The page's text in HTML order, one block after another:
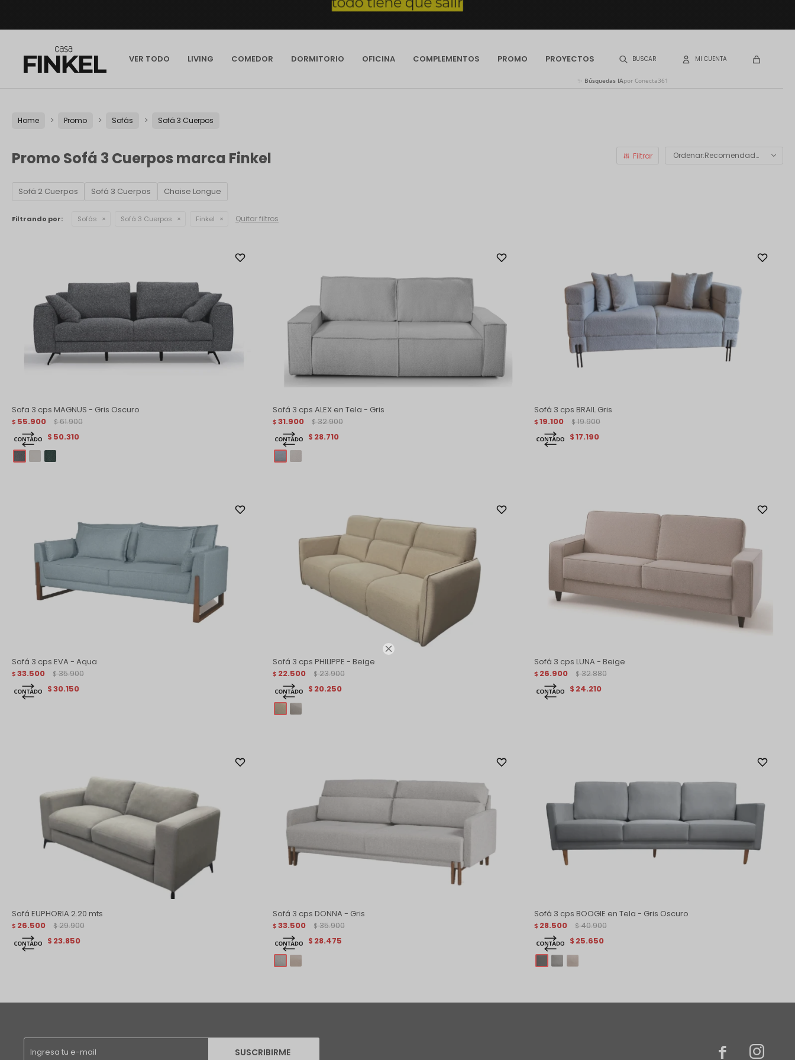

VER TODO LIVING COMEDOR DORMITORIO OFICINA COMPLEMENTOS PROMO PROYECTOS
Búsquedas IApor Conecta361
Home Promo Sofás Sofá 3 Cuerpos
Promo Sofá 3 Cuerpos marca Finkel Recomendados
Sofá 2 Cuerpos Sofá 3 Cuerpos Chaise Longue
Filtrando por: Sofás Sofá 3 Cuerpos Finkel Quitar filtros
Sofa 3 cps MAGNUS - Gris Oscuro
$ 55.900 $ 61.900
$ 50.310
Sofá 3 cps ALEX en Tela - Gris
$ 31.900 $ 32.900
$ 28.710
Sofá 3 cps BRAIL Gris
$ 19.100 $ 19.900
$17.190
Sofá 3 cps EVA - Aqua
$ 33.500 $ 35.900
$30.150
Sofá 3 cps PHILIPPE - Beige
$ 22.500 $ 23.900
$ 20.250
Sofá 3 cps LUNA - Beige
$ 26.900 $ 32.880
$ 24.210
Sofá EUPHORIA 2.20 mts
$ 26.500 $ 29.900
$ 23.850
Sofá 3 cps DONNA - Gris
$ 33.500 $ 35.900
$ 28.475
Sofá 3 cps BOOGIE en Tela - Gris Oscuro
$ 28.500 $ 40.900
$ 25.650
SUSCRIBIRME  